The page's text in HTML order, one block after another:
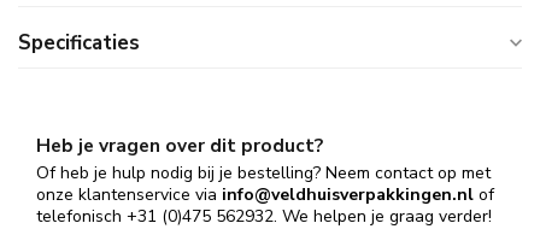
Specificaties
Heb je vragen over dit product?
Of heb je hulp nodig bij je bestelling? Neem contact op met
onze klantenservice via info@veldhuisverpakkingen.nl of
telefonisch +31 (0)475 562932. We helpen je graag verder!